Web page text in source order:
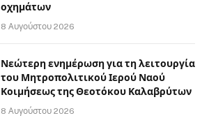
οχημάτων
8 Αυγούστου 2026
Νεώτερη ενημέρωση για τη λειτουργία
του Μητροπολιτικού Ιερού Ναού
Κοιμήσεως της Θεοτόκου Καλαβρύτων
8 Αυγούστου 2026